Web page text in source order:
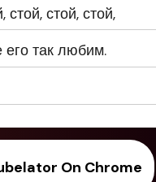
стой, стой, стой,
так любим.
On Chrome